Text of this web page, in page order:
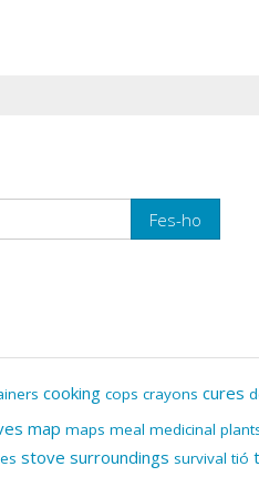
cooking cops crayons cures
map maps meal medicinal
stove surroundings survival tió